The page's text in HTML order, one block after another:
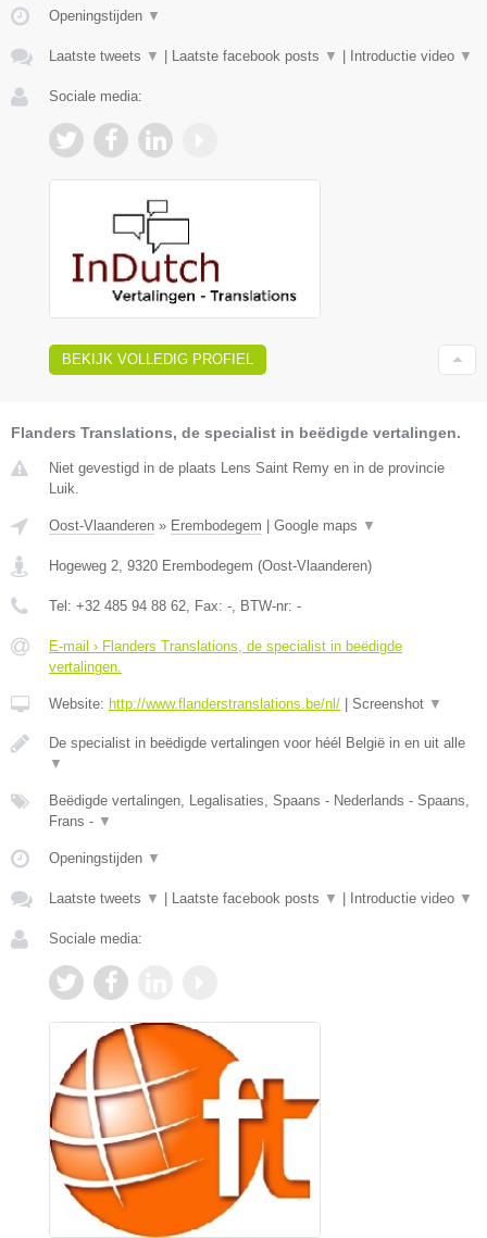
Openingstijden ▼
Laatste tweets ▼ | Laatste facebook posts ▼ | Introductie video ▼
Sociale media:
BEKIJK VOLLEDIG PROFIEL
Flanders Translations, de specialist in beëdigde vertalingen.
Niet gevestigd in de plaats Lens Saint Remy en in de provincie
Luik.
Oost-Vlaanderen » Erembodegem | Google maps ▼
Hogeweg 2 9320 Erembodegem (Oost-Vlaanderen)
Tel: +32 485 94 88 62 , Fax: - , BTW-nr: -
E-mail › Flanders Translations, de specialist in beëdigde
vertalingen.
Website: http://www.flanderstranslations.be/nl/ | Screenshot ▼
De specialist in beëdigde vertalingen voor héél België in en uit alle
▼
Beëdigde vertalingen, Legalisaties, Spaans - Nederlands - Spaans,
Frans - ▼
Openingstijden ▼
Laatste tweets ▼ | Laatste facebook posts ▼ | Introductie video ▼
Sociale media: